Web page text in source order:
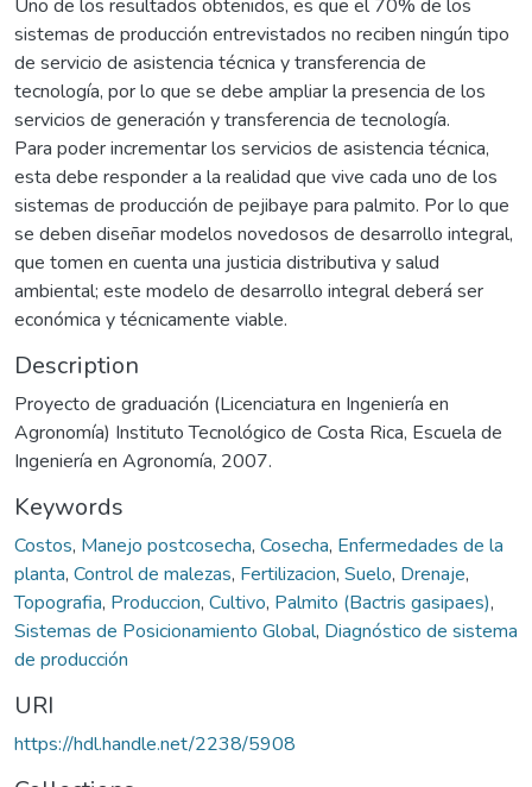
Uno de los resultados obtenidos, es que el 70% de los
sistemas de producción entrevistados no reciben ningún tipo
de servicio de asistencia técnica y transferencia de
tecnología, por lo que se debe ampliar la presencia de los
servicios de generación y transferencia de tecnología.
Para poder incrementar los servicios de asistencia técnica,
esta debe responder a la realidad que vive cada uno de los
sistemas de producción de pejibaye para palmito. Por lo que
se deben diseñar modelos novedosos de desarrollo integral,
que tomen en cuenta una justicia distributiva y salud
ambiental; este modelo de desarrollo integral deberá ser
económica y técnicamente viable.
Description
Proyecto de graduación (Licenciatura en Ingeniería en
Agronomía) Instituto Tecnológico de Costa Rica, Escuela de
Ingeniería en Agronomía, 2007.
Keywords
Costos, Manejo postcosecha, Cosecha, Enfermedades de la
planta, Control de malezas, Fertilizacion, Suelo, Drenaje,
Topografia, Produccion, Cultivo, Palmito (Bactris gasipaes),
Sistemas de Posicionamiento Global, Diagnóstico de sistema
de producción
URI
https://hdl.handle.net/2238/5908